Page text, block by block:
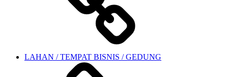
LAHAN / TEMPAT BISNIS / GEDUNG